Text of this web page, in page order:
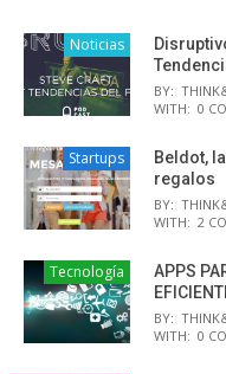
Noticias
BY:
WITH: 0
Startups
Beldot,
regalos
BY:
WITH: 2
Tecnología
APPS
BY:
WITH: 0